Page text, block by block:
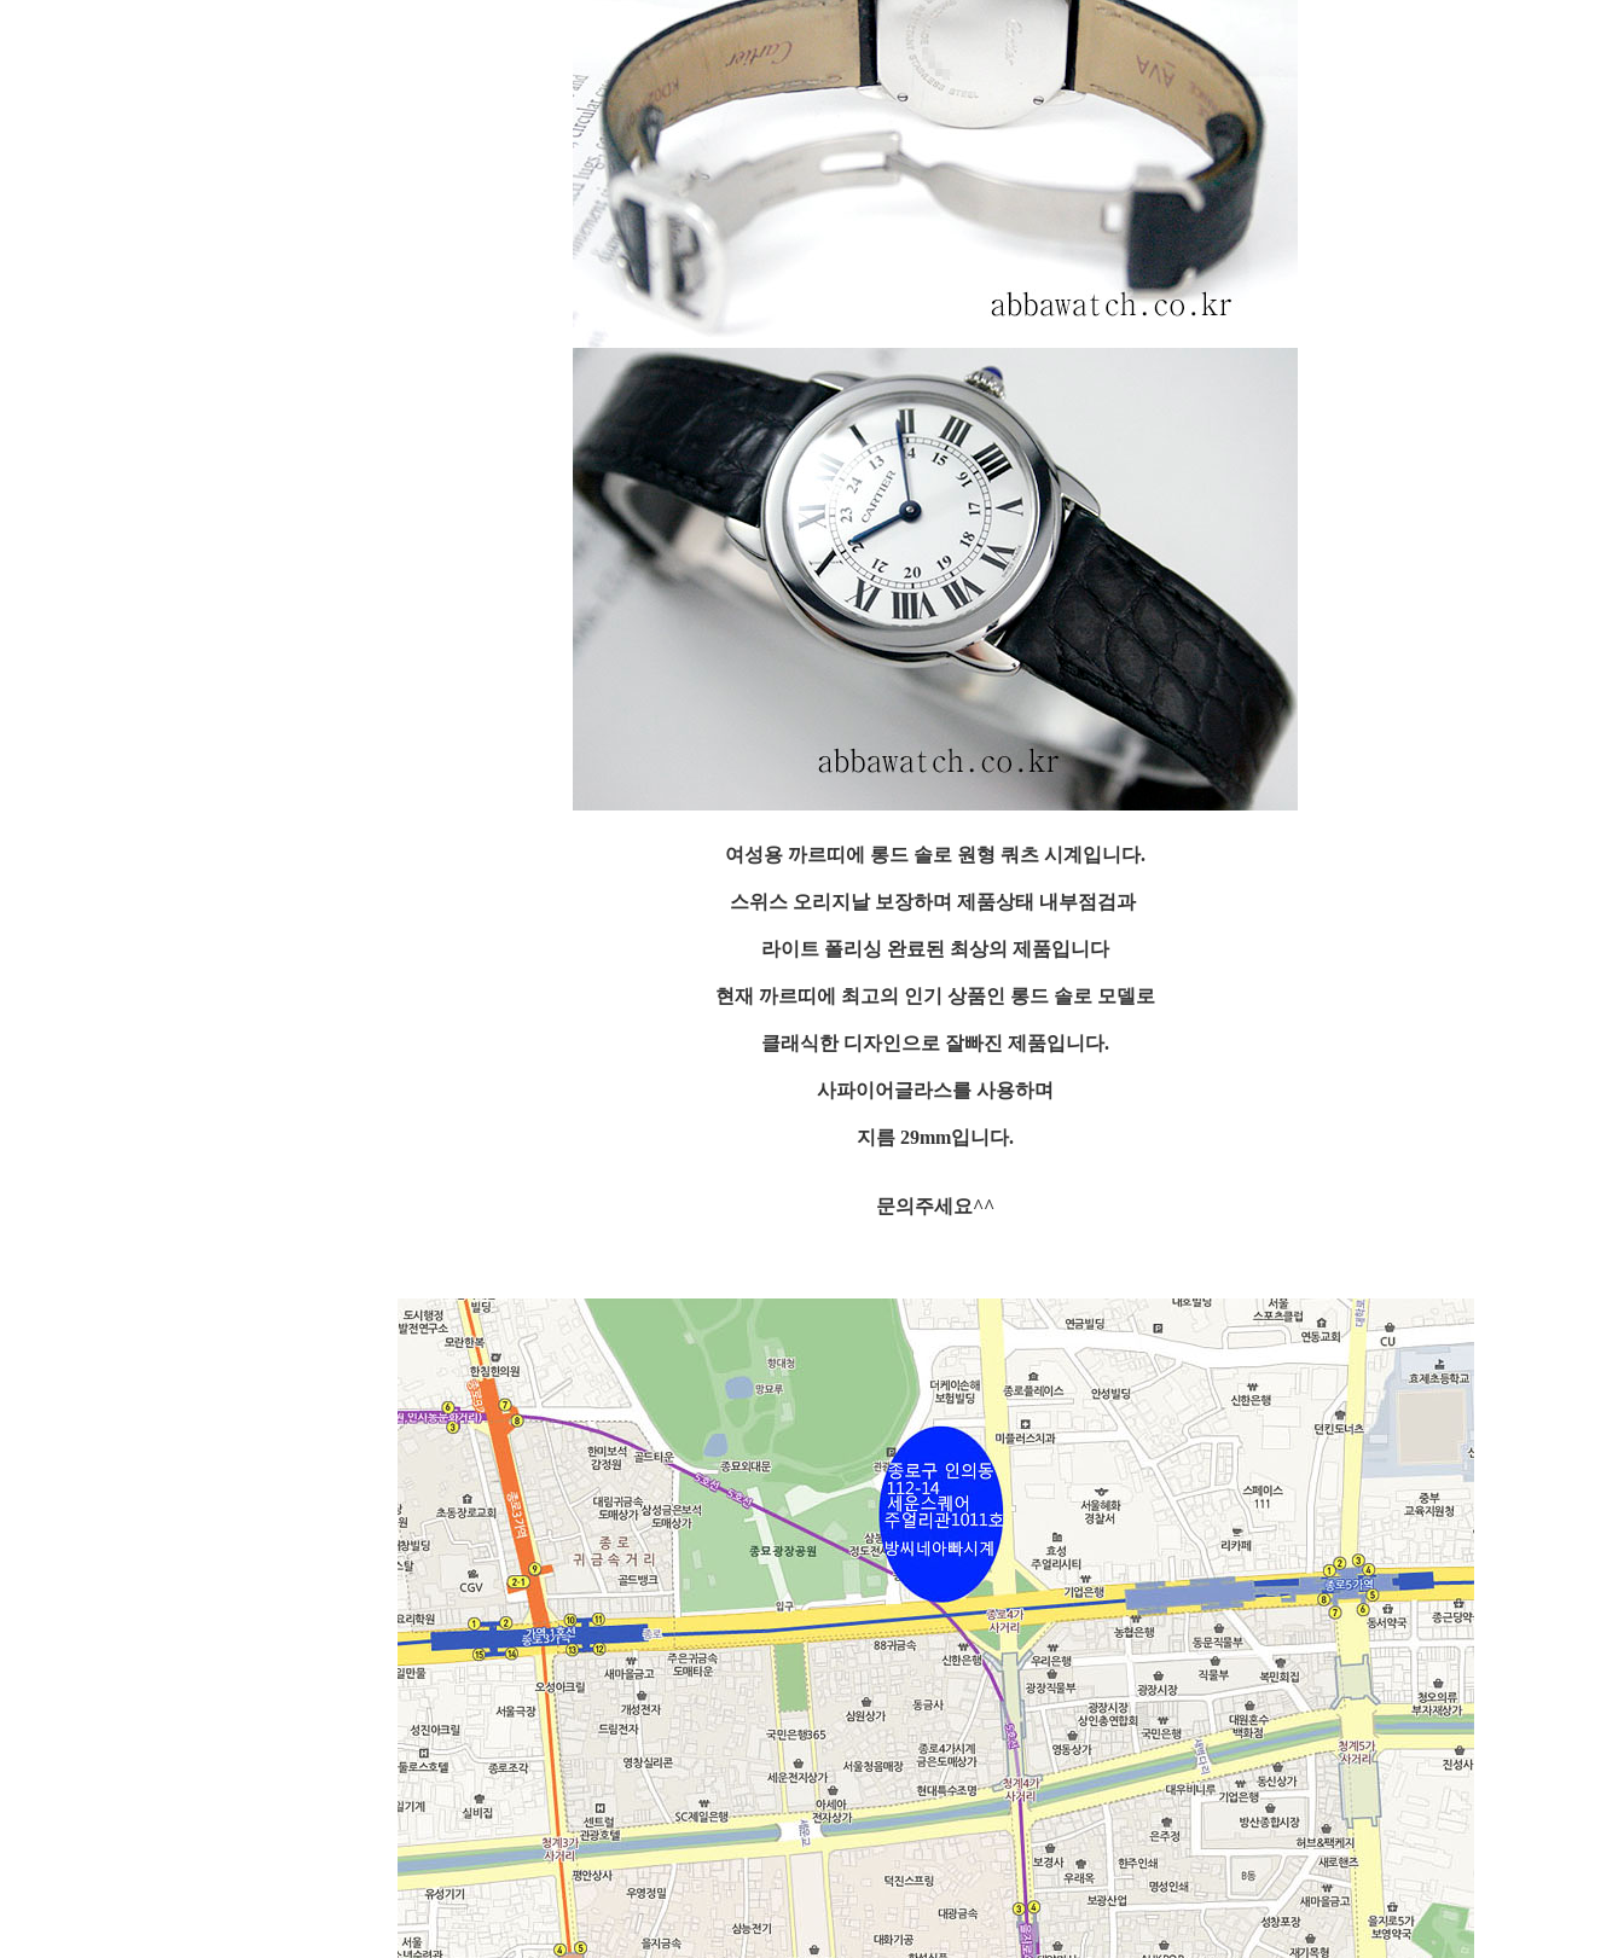
여성용 까르띠에 롱드 솔로 원형 쿼츠 시계입니다.
스위스 오리지날 보장하며 제품상태 내부점검과
라이트 폴리싱 완료된 최상의 제품입니다
현재 까르띠에 최고의 인기 상품인 롱드 솔로 모델로
클래식한 디자인으로 잘빠진 제품입니다.
사파이어글라스를 사용하며
지름 29mm입니다.
문의주세요^^